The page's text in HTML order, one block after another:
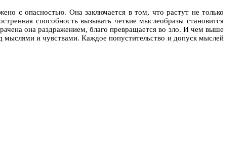
с опасностью. Она заключается в том, что растут не только
способность вызывать четкие мыслеобразы становится
она раздражением, благо превращается во зло. И чем выше
мыслями и чувствами. Каждое попустительство и допуск мыслей